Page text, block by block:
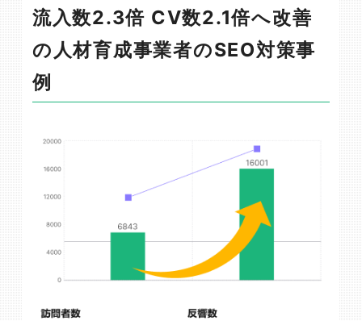
流入数2.3倍 CV数2.1倍へ改善
の人材育成事業者のSEO対策事
例